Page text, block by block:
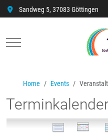
Sandweg 5, 37083 Göttingen
Mobile Menu Toggle
Home Events